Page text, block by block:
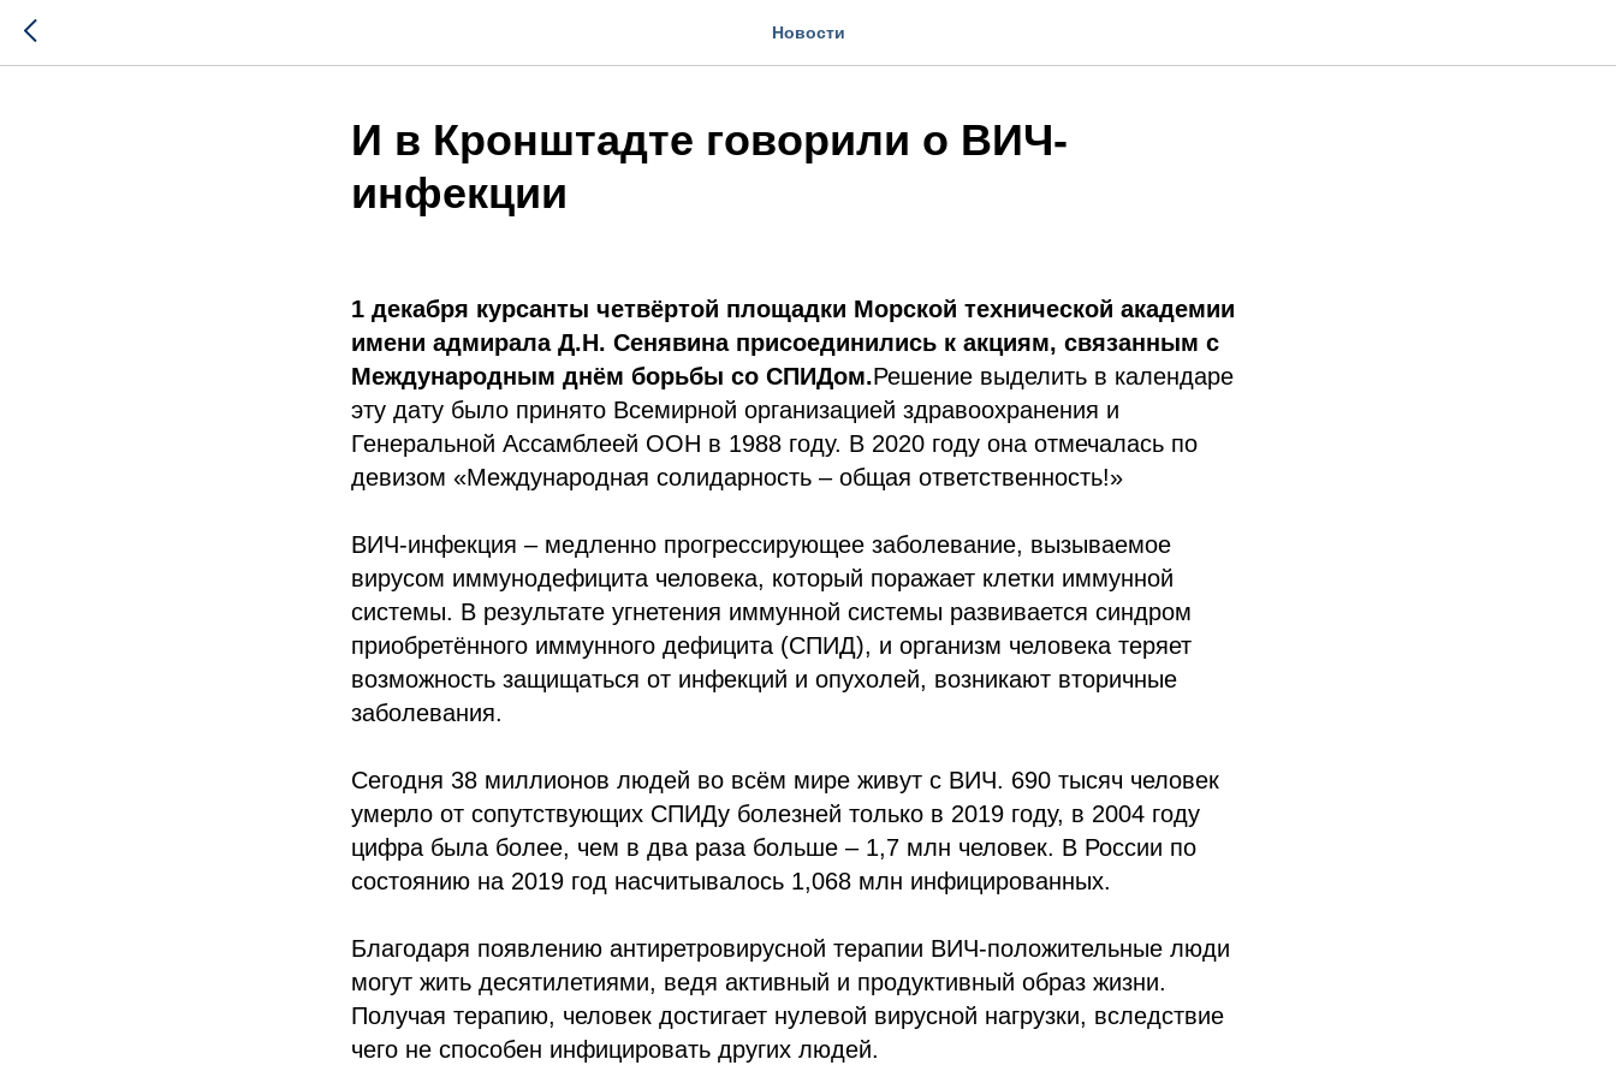
Новости
И в Кронштадте говорили о ВИЧ-
инфекции
1 декабря курсанты четвёртой площадки Морской технической академии
имени адмирала Д.Н. Сенявина присоединились к акциям, связанным с
Международным днём борьбы со СПИДом.Решение выделить в календаре
эту дату было принято Всемирной организацией здравоохранения и
Генеральной Ассамблеей ООН в 1988 году. В 2020 году она отмечалась по
девизом «Международная солидарность – общая ответственность!»
ВИЧ-инфекция – медленно прогрессирующее заболевание, вызываемое
вирусом иммунодефицита человека, который поражает клетки иммунной
системы. В результате угнетения иммунной системы развивается синдром
приобретённого иммунного дефицита (СПИД), и организм человека теряет
возможность защищаться от инфекций и опухолей, возникают вторичные
заболевания.
Сегодня 38 миллионов людей во всём мире живут с ВИЧ. 690 тысяч человек
умерло от сопутствующих СПИДу болезней только в 2019 году, в 2004 году
цифра была более, чем в два раза больше – 1,7 млн человек. В России по
состоянию на 2019 год насчитывалось 1,068 млн инфицированных.
Благодаря появлению антиретровирусной терапии ВИЧ-положительные люди
могут жить десятилетиями, ведя активный и продуктивный образ жизни.
Получая терапию, человек достигает нулевой вирусной нагрузки, вследствие
чего не способен инфицировать других людей.